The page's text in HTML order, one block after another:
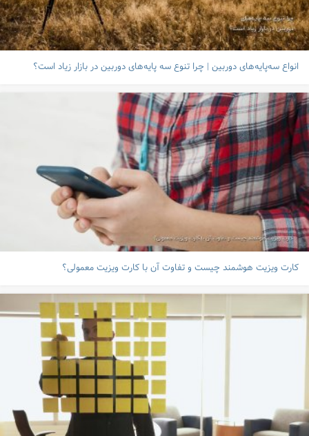
انواع سه‌پایه‌های دوربین | چرا تنوع سه پایه‌های دوربین در بازار زیاد است؟
کارت ویزیت هوشمند چیست و تفاوت آن با کارت ویزیت معمولی؟